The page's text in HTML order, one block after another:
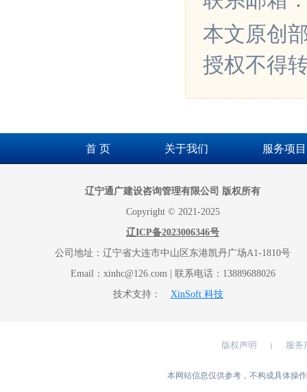
本文原创
授权不得
首 页 关于我们 服务项目
辽宁通广建设咨询管理有限公司 版权所有
Copyright © 2021-2025
辽ICP备2023006346号
公司地址：辽宁省大连市中山区东港凯丹广场A1-1810号
Email：xinhc@126.com | 联系电话：13889688026
技术支持：
XinSoft 科技
版权声明 | 服务
本网站信息仅供参考，不构成具体操